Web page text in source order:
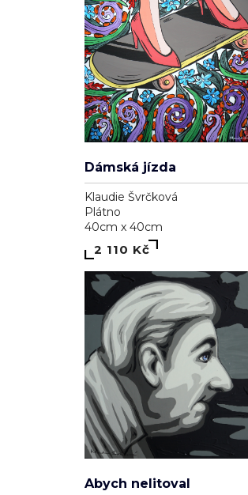
Dámská jízda
Klaudie Švrčková
Plátno
40cm x 40cm
2 110 Kč
Abych nelitoval